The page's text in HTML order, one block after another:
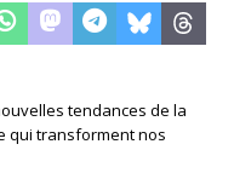
tendances de la
qui transforment nos